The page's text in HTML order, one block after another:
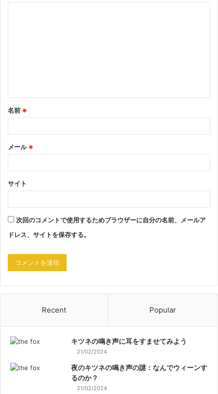
名前 ※
メール※
サイト
次回のコメントで使用するためブラウザーに自分の名前、メールア
ドレス、サイトを保存する。
Recent Popular
キツネの鳴き声に耳をすませてみよう
21/02/2024
夜のキツネの鳴き声の謎：なんでウィーンす
るのか？
21/02/2024